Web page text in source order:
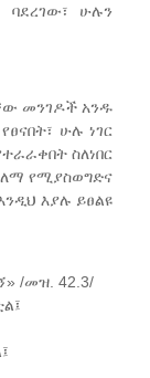
ሁሉን
መንገዶች አንዱ
ሁሉ ነገር
ስለነበር
የሚያስወግድና
እያሉ ይፀልዩ
/መዝ. 42.3/